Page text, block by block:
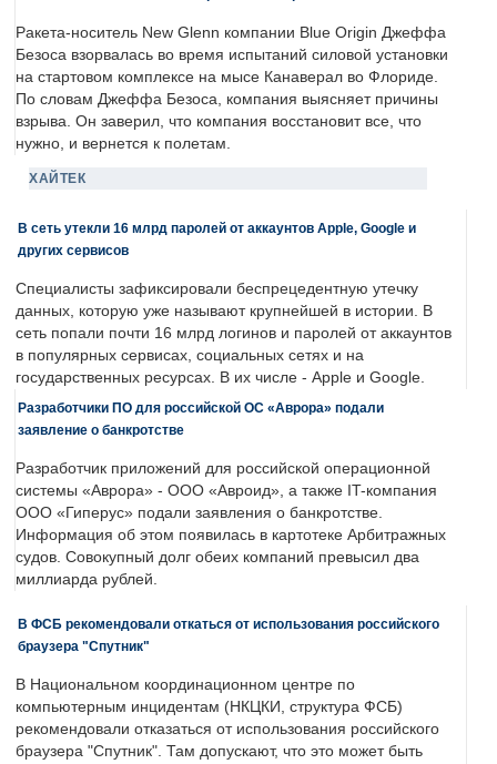
Ракета-носитель New Glenn компании Blue Origin Джеффа
Безоса взорвалась во время испытаний силовой установки
на стартовом комплексе на мысе Канаверал во Флориде.
По словам Джеффа Безоса, компания выясняет причины
взрыва. Он заверил, что компания восстановит все, что
нужно, и вернется к полетам.
ХАЙТЕК
В сеть утекли 16 млрд паролей от аккаунтов Apple, Google и
других сервисов
Специалисты зафиксировали беспрецедентную утечку
данных, которую уже называют крупнейшей в истории. В
сеть попали почти 16 млрд логинов и паролей от аккаунтов
в популярных сервисах, социальных сетях и на
государственных ресурсах. В их числе - Apple и Google.
Разработчики ПО для российской ОС «Аврора» подали
заявление о банкротстве
Разработчик приложений для российской операционной
системы «Аврора» - ООО «Авроид», а также IT-компания
ООО «Гиперус» подали заявления о банкротстве.
Информация об этом появилась в картотеке Арбитражных
судов. Совокупный долг обеих компаний превысил два
миллиарда рублей.
В ФСБ рекомендовали откаться от использования российского
браузера "Спутник"
В Национальном координационном центре по
компьютерным инцидентам (НКЦКИ, структура ФСБ)
рекомендовали отказаться от использования российского
браузера "Спутник". Там допускают, что это может быть